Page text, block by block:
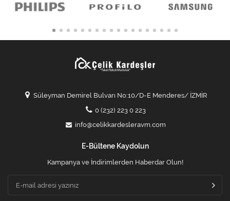
Süleyman Demirel Bulvarı No:10/D-E Menderes/ İZMİR
0 (232) 223 0 223
info@celikkardesleravm.com
E-Bültene Kaydolun
Kampanya ve İndirimlerden Haberdar Olun!